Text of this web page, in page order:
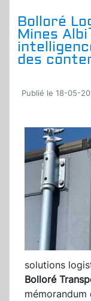
Bolloré
Mines
des
Publié le 18-05-
solutions
Bolloré
mémorandum